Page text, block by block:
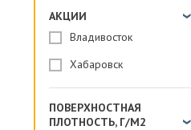
АКЦИИ
Владивосток
Хабаровск
ПОВЕРХНОСТНАЯ
ПЛОТНОСТЬ, Г/М2